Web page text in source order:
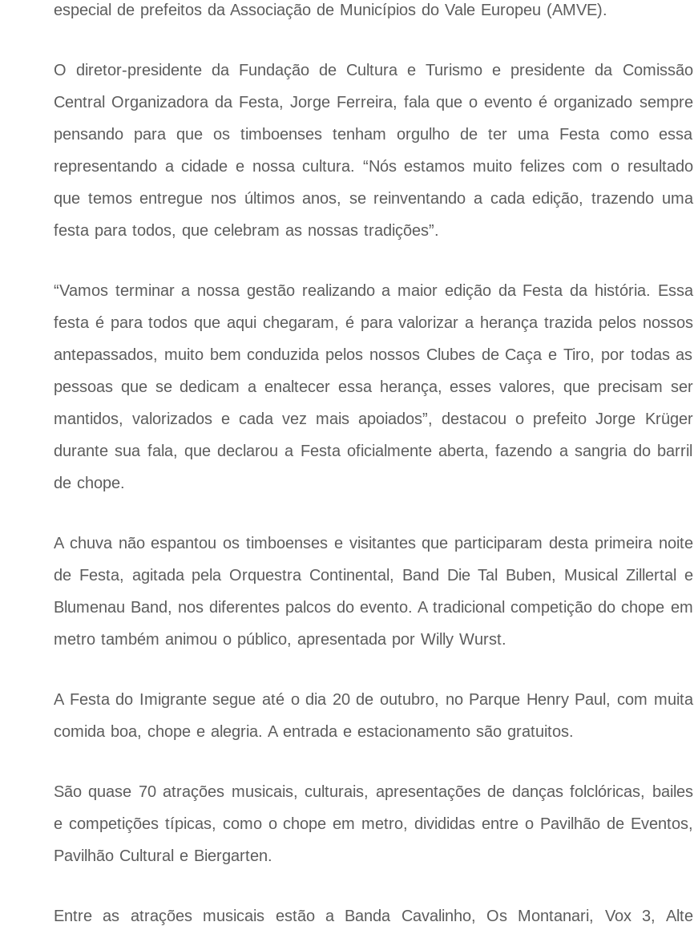
especial de prefeitos da Associação de Municípios do Vale Europeu (AMVE).
O diretor-presidente da Fundação de Cultura e Turismo e presidente da Comissão
Central Organizadora da Festa, Jorge Ferreira, fala que o evento é organizado sempre
pensando para que os timboenses tenham orgulho de ter uma Festa como essa
representando a cidade e nossa cultura. “Nós estamos muito felizes com o resultado
que temos entregue nos últimos anos, se reinventando a cada edição, trazendo uma
festa para todos, que celebram as nossas tradições”.
“Vamos terminar a nossa gestão realizando a maior edição da Festa da história. Essa
festa é para todos que aqui chegaram, é para valorizar a herança trazida pelos nossos
antepassados, muito bem conduzida pelos nossos Clubes de Caça e Tiro, por todas as
pessoas que se dedicam a enaltecer essa herança, esses valores, que precisam ser
mantidos, valorizados e cada vez mais apoiados”, destacou o prefeito Jorge Krüger
durante sua fala, que declarou a Festa oficialmente aberta, fazendo a sangria do barril
de chope.
A chuva não espantou os timboenses e visitantes que participaram desta primeira noite
de Festa, agitada pela Orquestra Continental, Band Die Tal Buben, Musical Zillertal e
Blumenau Band, nos diferentes palcos do evento. A tradicional competição do chope em
metro também animou o público, apresentada por Willy Wurst.
A Festa do Imigrante segue até o dia 20 de outubro, no Parque Henry Paul, com muita
comida boa, chope e alegria. A entrada e estacionamento são gratuitos.
São quase 70 atrações musicais, culturais, apresentações de danças folclóricas, bailes
e competições típicas, como o chope em metro, divididas entre o Pavilhão de Eventos,
Pavilhão Cultural e Biergarten.
Entre as atrações musicais estão a Banda Cavalinho, Os Montanari, Vox 3, Alte